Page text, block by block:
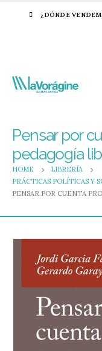
¿DÓNDE
Pensar por
pedagogía
HOME
LIBRERÍA
PRÁCTICAS POLÍTICAS Y
PENSAR POR CUENTA